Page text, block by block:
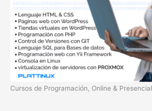
Cursos de Programación, Online & Presencial